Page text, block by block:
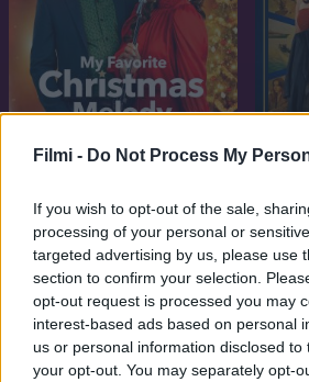
Filmi - Do Not Process My
If you wish to opt-out of the sale,
processing of your personal or
targeted advertising by us, please use
section to confirm your selection.
opt-out request is processed you may
interest-based ads based on personal
us or personal information disclosed
your opt-out. You may separately opt-
A kedvenc karácsomyi
dalom
nagy